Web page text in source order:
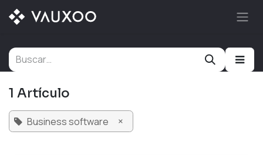
Ir al contenido
1 Artículo
Business software ×